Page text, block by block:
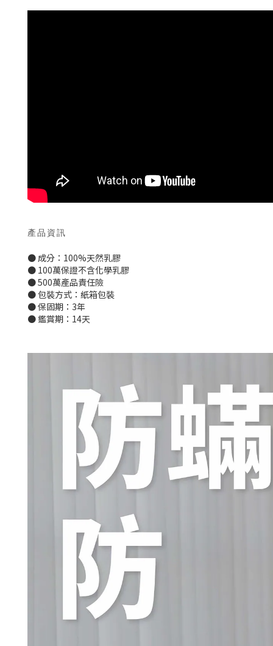
產品資訊
● 成分：100%天然乳膠
● 100萬保證不含化學乳膠
● 500萬產品責任險
● 包裝方式：紙箱包裝
● 保固期：3年
● 鑑賞期：14天